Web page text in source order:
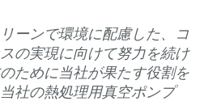
ーンで環境に配慮した、コ
の実現に向けて努力を続け
ために当社が果たす役割を
社の熱処理用真空ポンプ